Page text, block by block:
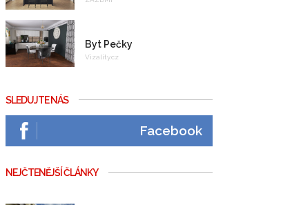
Byt Pečky
Vizality.cz
SLEDUJTE NÁS
Facebook
NEJČTENĚJŠÍ ČLÁNKY